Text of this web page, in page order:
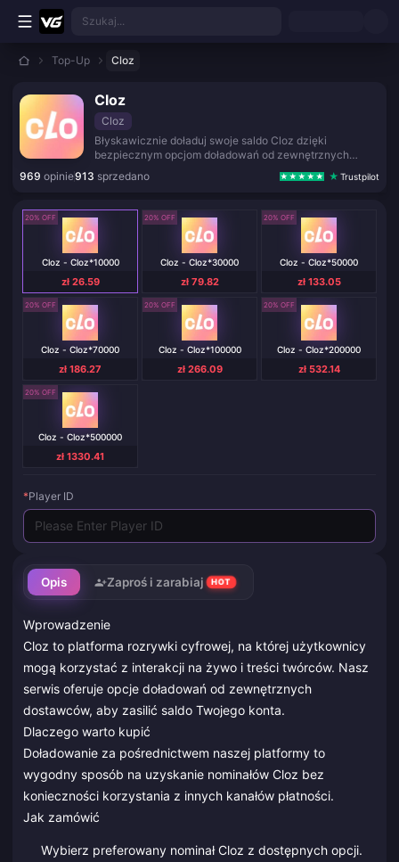
Przejdź do głównej treści
Szukaj...
Top-Up Cloz
Cloz
Cloz
Błyskawicznie doładuj swoje saldo Cloz dzięki
bezpiecznym opcjom doładowań od zewnętrznych
dostawców.
969 opinie913 sprzedano Trustpilot
Opis Zaproś i zarabiaj HOT
Wprowadzenie
Cloz to platforma rozrywki cyfrowej, na której użytkownicy
mogą korzystać z interakcji na żywo i treści twórców. Nasz
serwis oferuje opcje doładowań od zewnętrznych
dostawców, aby zasilić saldo Twojego konta.
Dlaczego warto kupić
Doładowanie za pośrednictwem naszej platformy to
wygodny sposób na uzyskanie nominałów Cloz bez
konieczności korzystania z innych kanałów płatności.
Jak zamówić
Wybierz preferowany nominał Cloz z dostępnych opcji.
20% OFF
Cloz - Cloz*10000
zł 26.59
20% OFF
Cloz - Cloz*30000
zł 79.82
20% OFF
Cloz - Cloz*50000
zł 133.05
20% OFF
Cloz - Cloz*70000
zł 186.27
20% OFF
Cloz - Cloz*100000
zł 266.09
20% OFF
Cloz - Cloz*200000
zł 532.14
20% OFF
Cloz - Cloz*500000
zł 1330.41
*Player ID